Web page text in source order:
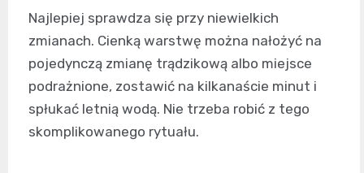
Najlepiej sprawdza się przy niewielkich
zmianach. Cienką warstwę można nałożyć na
pojedynczą zmianę trądzikową albo miejsce
podrażnione, zostawić na kilkanaście minut i
spłukać letnią wodą. Nie trzeba robić z tego
skomplikowanego rytuału.